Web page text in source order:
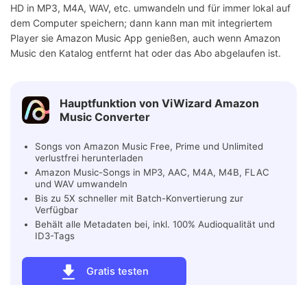
HD in MP3, M4A, WAV, etc. umwandeln und für immer lokal auf
dem Computer speichern; dann kann man mit integriertem
Player sie Amazon Music App genießen, auch wenn Amazon
Music den Katalog entfernt hat oder das Abo abgelaufen ist.
Hauptfunktion von ViWizard Amazon
Music Converter
Gratis testen
Songs von Amazon Music Free, Prime und Unlimited
verlustfrei herunterladen
Amazon Music-Songs in MP3, AAC, M4A, M4B, FLAC
und WAV umwandeln
Bis zu 5X schneller mit Batch-Konvertierung zur
Verfügbar
Behält alle Metadaten bei, inkl. 100% Audioqualität und
ID3-Tags